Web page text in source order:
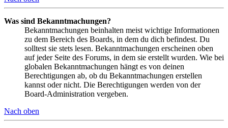
Was sind Bekanntmachungen?
Bekanntmachungen beinhalten meist wichtige Informationen
zu dem Bereich des Boards, in dem du dich befindest. Du
solltest sie stets lesen. Bekanntmachungen erscheinen oben
auf jeder Seite des Forums, in dem sie erstellt wurden. Wie bei
globalen Bekanntmachungen hängt es von deinen
Berechtigungen ab, ob du Bekanntmachungen erstellen
kannst oder nicht. Die Berechtigungen werden von der
Board-Administration vergeben.
Nach oben